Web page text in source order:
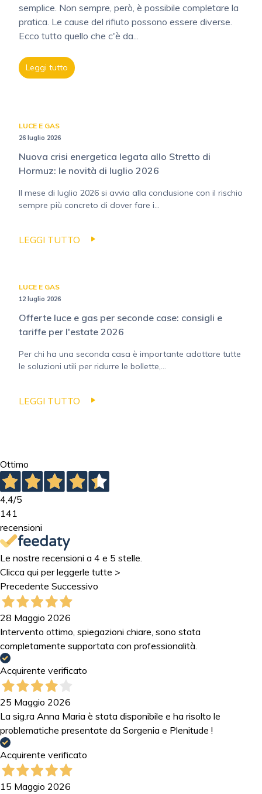
semplice. Non sempre, però, è possibile completare la
pratica. Le cause del rifiuto possono essere diverse.
Ecco tutto quello che c'è da...
Leggi tutto
LUCE E GAS
26 luglio 2026
Nuova crisi energetica legata allo Stretto di
Hormuz: le novità di luglio 2026
Il mese di luglio 2026 si avvia alla conclusione con il rischio
sempre più concreto di dover fare i...
LEGGI TUTTO
LUCE E GAS
12 luglio 2026
Offerte luce e gas per seconde case: consigli e
tariffe per l'estate 2026
Per chi ha una seconda casa è importante adottare tutte
le soluzioni utili per ridurre le bollette,...
LEGGI TUTTO
Ottimo
4,4/5
141
recensioni
Le nostre recensioni a 4 e 5 stelle.
Clicca qui per leggerle tutte >
Precedente Successivo
28 Maggio 2026
Intervento ottimo, spiegazioni chiare, sono stata
completamente supportata con professionalità.
Acquirente verificato
25 Maggio 2026
La sig.ra Anna Maria è stata disponibile e ha risolto le
problematiche presentate da Sorgenia e Plenitude !
Acquirente verificato
15 Maggio 2026